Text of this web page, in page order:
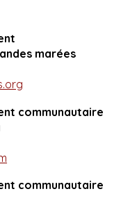
marées
communautaire
communautaire